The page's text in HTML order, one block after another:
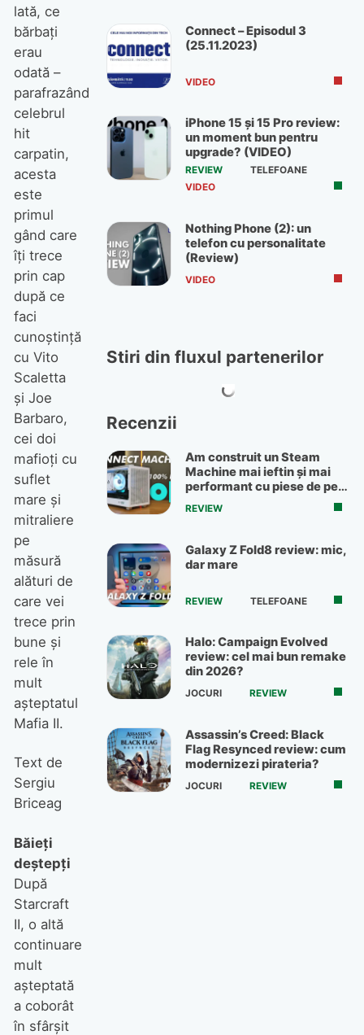
lată, ce
bărbaţi
erau
odată –
parafrazând
celebrul
hit
carpatin,
acesta
este
primul
gând care
îţi trece
prin cap
după ce
faci
cunoştinţă
cu Vito
Scaletta
şi Joe
Barbaro,
cei doi
mafioţi cu
suflet
mare şi
mitraliere
pe
măsură
alături de
care vei
trece prin
bune şi
rele în
mult
aşteptatul
Mafia II.
Text de
Sergiu
Briceag
Băieţi
deştepţi
După
Starcraft
II, o altă
continuare
mult
aşteptată
a coborât
în sfârşit
Connect – Episodul 3
(25.11.2023)
VIDEO
iPhone 15 și 15 Pro review:
un moment bun pentru
upgrade? (VIDEO)
REVIEW
TELEFOANE
VIDEO
Nothing Phone (2): un
telefon cu personalitate
(Review)
VIDEO
Stiri din fluxul partenerilor
Recenzii
Am construit un Steam
Machine mai ieftin și mai
performant cu piese de pe
OLX
REVIEW
Galaxy Z Fold8 review: mic,
dar mare
REVIEW TELEFOANE
Halo: Campaign Evolved
review: cel mai bun remake
din 2026?
JOCURI REVIEW
Assassin’s Creed: Black
Flag Resynced review: cum
modernizezi pirateria?
JOCURI REVIEW